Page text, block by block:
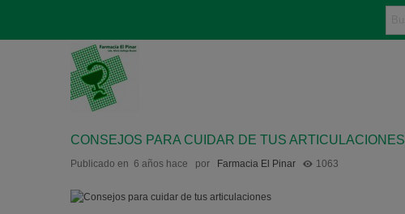
CONSEJOS PARA CUIDAR DE TUS ARTICULACIONES
Publicado en 6 años hace por Farmacia El Pinar 1063